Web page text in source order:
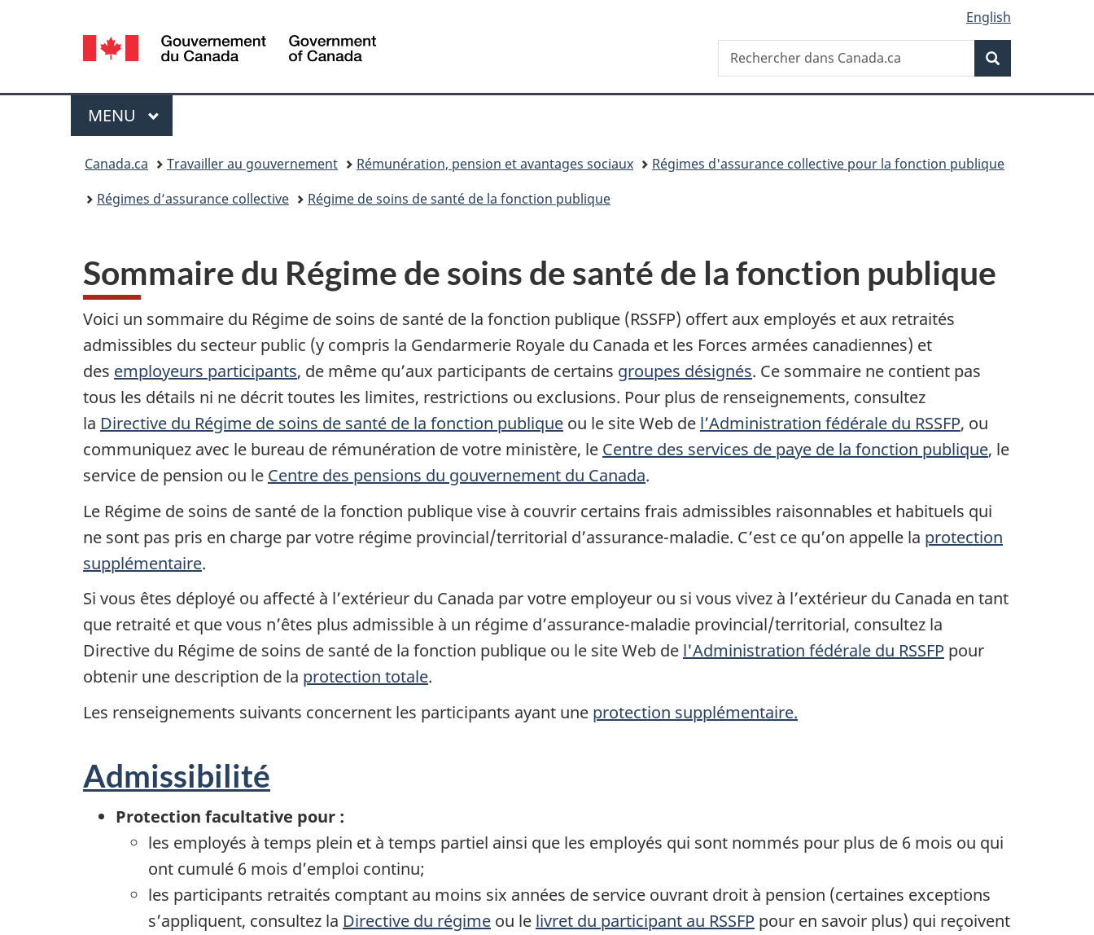
sujet
HTML
Sélection
de
la
langue
English
Canada
Recherche
Rechercher
dans
Menu
MENU PRINCIPAL
Canada.ca Travailler au gouvernement Rémunération, pension et avantages sociaux
Régimes d'assurance collective pour la fonction publique
Régimes d’assurance collective
Régime de soins de santé de la fonction publique
Sommaire du Régime de soins de santé de la fonction publique
Voici un sommaire du Régime de soins de santé de la fonction publique (RSSFP) offert aux employés et aux retraités
admissibles du secteur public (y compris la Gendarmerie Royale du Canada et les Forces armées canadiennes) et
des employeurs participants, de même qu’aux participants de certains groupes désignés. Ce sommaire ne contient pas
tous les détails ni ne décrit toutes les limites, restrictions ou exclusions. Pour plus de renseignements, consultez
la Directive du Régime de soins de santé de la fonction publique ou le site Web de l’Administration fédérale du RSSFP, ou
communiquez avec le bureau de rémunération de votre ministère, le Centre des services de paye de la fonction publique, le
service de pension ou le Centre des pensions du gouvernement du Canada.
Le Régime de soins de santé de la fonction publique vise à couvrir certains frais admissibles raisonnables et habituels qui
ne sont pas pris en charge par votre régime provincial/territorial d’assurance-maladie. C’est ce qu’on appelle la protection
supplémentaire.
Si vous êtes déployé ou affecté à l’extérieur du Canada par votre employeur ou si vous vivez à l’extérieur du Canada en tant
que retraité et que vous n’êtes plus admissible à un régime d’assurance-maladie provincial/territorial, consultez la
Directive du Régime de soins de santé de la fonction publique ou le site Web de l'Administration fédérale du RSSFP pour
obtenir une description de la protection totale.
Les renseignements suivants concernent les participants ayant une protection supplémentaire.
Admissibilité
Protection facultative pour :
les employés à temps plein et à temps partiel ainsi que les employés qui sont nommés pour plus de 6 mois ou qui
ont cumulé 6 mois d’emploi continu;
les participants retraités comptant au moins six années de service ouvrant droit à pension (certaines exceptions
s’appliquent, consultez la Directive du régime ou le livret du participant au RSSFP pour en savoir plus) qui reçoivent